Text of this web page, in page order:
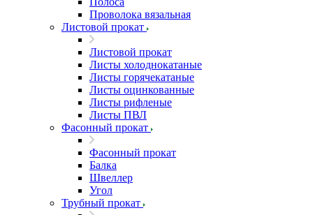
Проволока вязальная
Листовой прокат
Листовой прокат
Листы холоднокатаные
Листы горячекатаные
Листы оцинкованные
Листы рифленые
Листы ПВЛ
Фасонный прокат
Фасонный прокат
Балка
Швеллер
Угол
Трубный прокат